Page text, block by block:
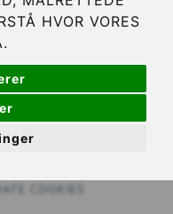
HVOR VORES
COOKIES